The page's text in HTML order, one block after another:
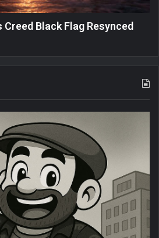
Creed Black Flag Resynced